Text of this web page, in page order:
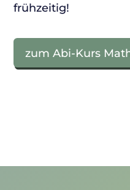
frühzeitig!
zum Abi-Kurs